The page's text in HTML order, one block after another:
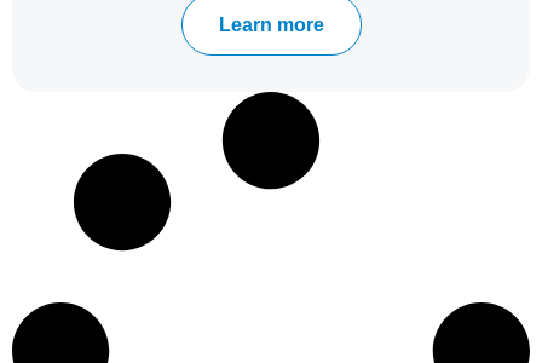
Learn more